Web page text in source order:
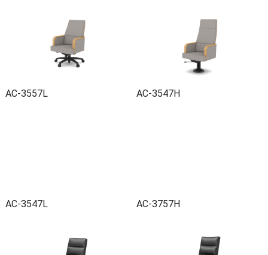
AC-3557L AC-3547H
AC-3547L AC-3757H